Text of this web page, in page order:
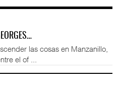
las cosas en Manzanillo,
el of ...